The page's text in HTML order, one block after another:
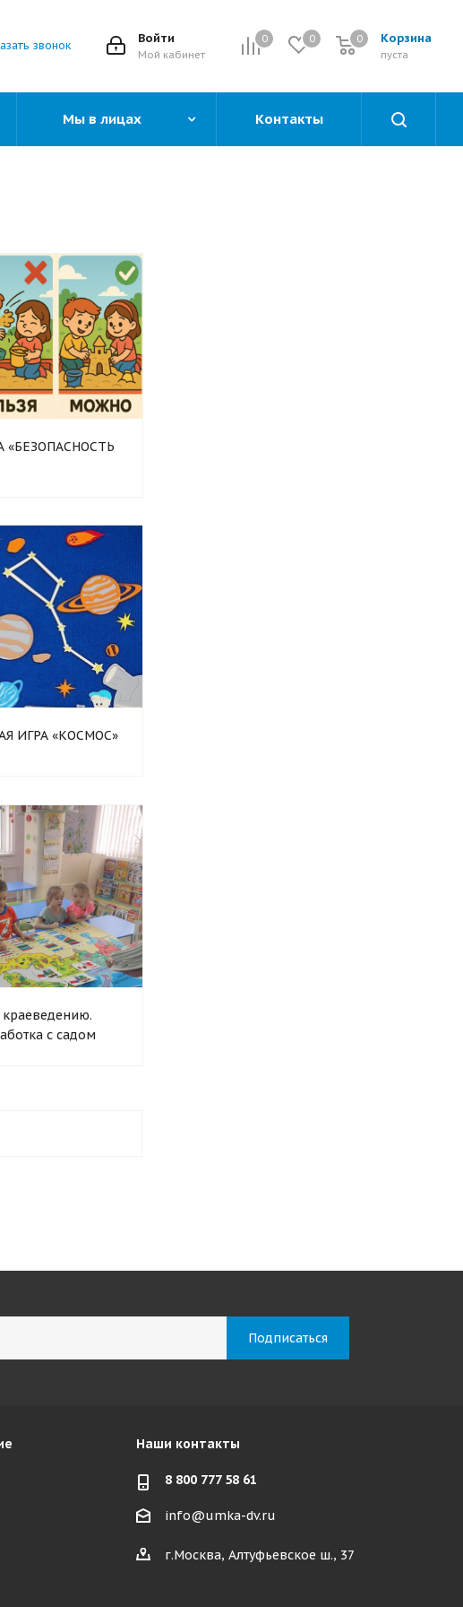
0 0 Корзина
0
пуста
0
Войти
Мой кабинет
звонок
Мы в лицах Контакты
«БЕЗОПАСНОСТЬ
ИГРА «КОСМОС»
с садом
Наши контакты
8 800 777 58 61
info@umka-dv.ru
г.Москва, Алтуфьевское ш., 37